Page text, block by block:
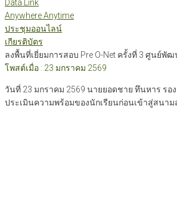
Data Link
Anywhere Anytime
ประชุมออนไลน์
เกียรติบัตร
ลงพื้นที่เยี่ยมการสอบ Pre O-Net ครั้งที่ 3 ศูนย์
โพสต์เมื่อ : 23 มกราคม 2569
วันที่ 23 มกราคม 2569 นายยอดชาย ทึนหาร ร
ประเมินความพร้อมของนักเรียนก่อนเข้าสู่สนา